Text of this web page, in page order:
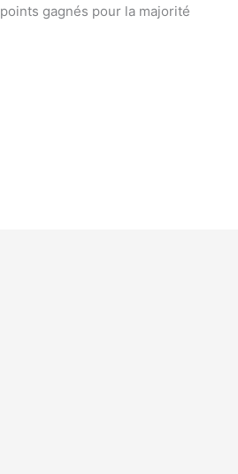
gagnés pour la majorité